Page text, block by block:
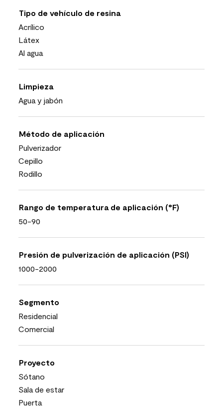
Tipo de vehículo de resina
Acrílico
Látex
Al agua
Limpieza
Agua y jabón
Método de aplicación
Pulverizador
Cepillo
Rodillo
Rango de temperatura de aplicación (°F)
50-90
Presión de pulverización de aplicación (PSI)
1000-2000
Segmento
Residencial
Comercial
Proyecto
Sótano
Sala de estar
Puerta